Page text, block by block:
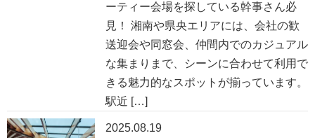
ーティー会場を探している幹事さん必
見！ 湘南や県央エリアには、会社の歓
送迎会や同窓会、仲間内でのカジュアル
な集まりまで、シーンに合わせて利用で
きる魅力的なスポットが揃っています。
駅近 […]
2025.08.19